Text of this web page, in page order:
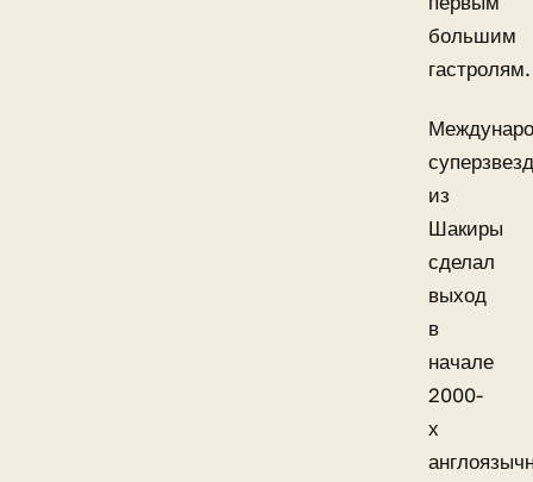
большим
гастролям.
из
Шакиры
сделал
выход
в
начале
2000-
х